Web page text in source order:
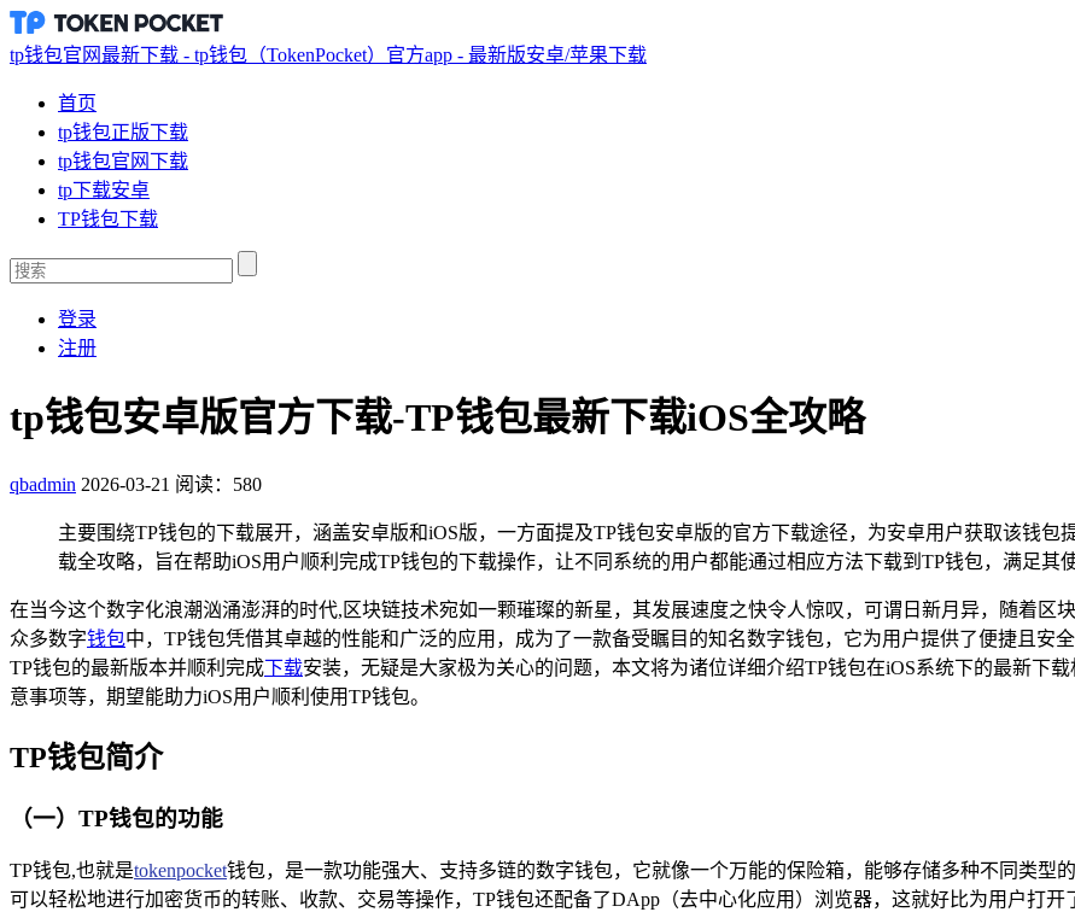
tp钱包官网最新下载 - tp钱包（TokenPocket）官方app - 最新版安卓/苹果下载
首页
tp钱包正版下载
tp钱包官网下载
tp下载安卓
TP钱包下载
登录
注册
tp钱包安卓版官方下载-TP钱包最新下载iOS全攻略
qbadmin 2026-03-21 阅读：580
主要围绕TP钱包的下载展开，涵盖安卓版和iOS版，一方面提及TP钱包安卓版的官方下载途径，为安卓用户获取该钱
载全攻略，旨在帮助iOS用户顺利完成TP钱包的下载操作，让不同系统的用户都能通过相应方法下载到TP钱包，满足其
在当今这个数字化浪潮汹涌澎湃的时代,区块链技术宛如一颗璀璨的新星，其发展速度之快令人惊叹，可谓日新月异，随着区
众多数字钱包中，TP钱包凭借其卓越的性能和广泛的应用，成为了一款备受瞩目的知名数字钱包，它为用户提供了便捷且安
TP钱包的最新版本并顺利完成下载安装，无疑是大家极为关心的问题，本文将为诸位详细介绍TP钱包在iOS系统下的最新下
意事项等，期望能助力iOS用户顺利使用TP钱包。
TP钱包简介
（一）TP钱包的功能
TP钱包,也就是tokenpocket钱包，是一款功能强大、支持多链的数字钱包，它就像一个万能的保险箱，能够存储多种不同类型
可以轻松地进行加密货币的转账、收款、交易等操作，TP钱包还配备了DApp（去中心化应用）浏览器，这就好比为用户打